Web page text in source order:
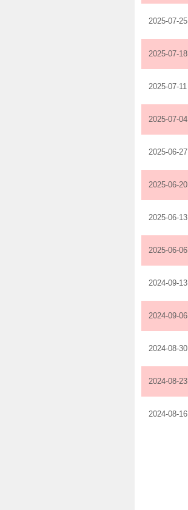
2025-07-25
2025-07-18
2025-07-11
2025-07-04
2025-06-27
2025-06-20
2025-06-13
2025-06-06
2024-09-13
2024-09-06
2024-08-30
2024-08-23
2024-08-16